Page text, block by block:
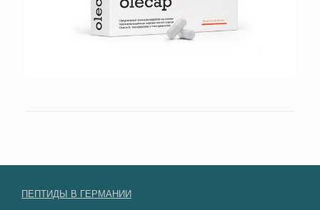
ПЕПТИДЫ В ГЕРМАНИИ